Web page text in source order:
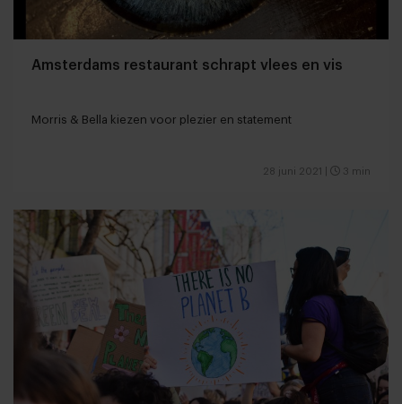
Amsterdams restaurant schrapt vlees en vis
Morris & Bella kiezen voor plezier en statement
28 juni 2021 3 min